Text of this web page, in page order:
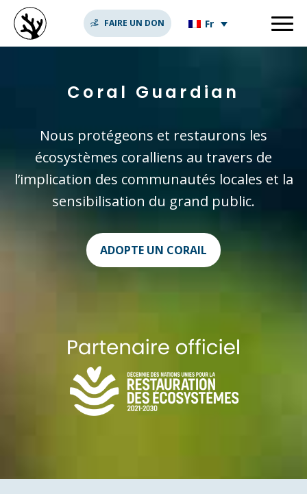
FAIRE UN DON Fr
Coral Guardian
Nous protégeons et restaurons les
écosystèmes coralliens au travers de
l’implication des communautés locales et la
sensibilisation du grand public.
ADOPTE UN CORAIL